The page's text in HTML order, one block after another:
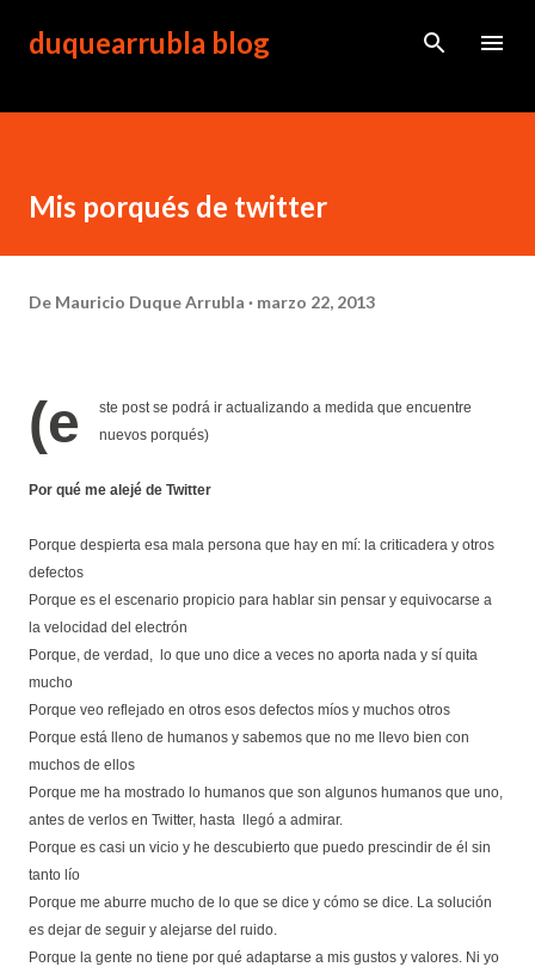
Ir al contenido principal
duquearrubla blog
Mis porqués de twitter
De Mauricio Duque Arrubla marzo 22, 2013
(e
ste post se podrá ir actualizando a medida que encuentre
nuevos porqués)
Por qué me alejé de Twitter
Porque despierta esa mala persona que hay en mí: la criticadera y otros
defectos
Porque es el escenario propicio para hablar sin pensar y equivocarse a
la velocidad del electrón
Porque, de verdad, lo que uno dice a veces no aporta nada y sí quita
mucho
Porque veo reflejado en otros esos defectos míos y muchos otros
Porque está lleno de humanos y sabemos que no me llevo bien con
muchos de ellos
Porque me ha mostrado lo humanos que son algunos humanos que uno,
antes de verlos en Twitter, hasta llegó a admirar.
Porque es casi un vicio y he descubierto que puedo prescindir de él sin
tanto lío
Porque me aburre mucho de lo que se dice y cómo se dice. La solución
es dejar de seguir y alejarse del ruido.
Porque la gente no tiene por qué adaptarse a mis gustos y valores. Ni yo